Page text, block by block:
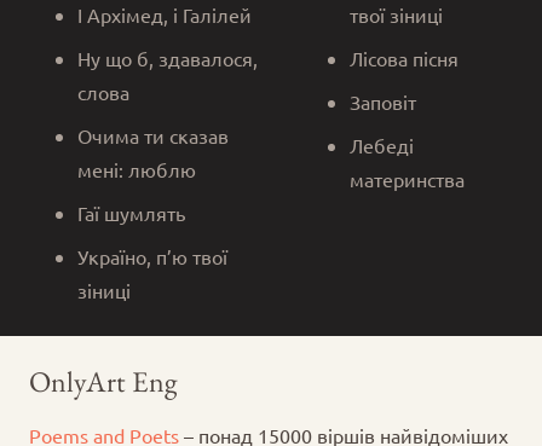
І Архімед, і Галілей
Ну що б, здавалося,
слова
Очима ти сказав
мені: люблю
Гаї шумлять
Україно, п’ю твої
зіниці
твої зіниці
Лісова пісня
Заповіт
Лебеді
материнства
OnlyArt Eng
Poems and Poets – понад 15000 віршів найвідоміших